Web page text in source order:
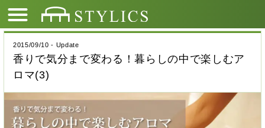
2015/09/10 - Update
香りで気分まで変わる！暮らしの中で楽しむア
ロマ(3)